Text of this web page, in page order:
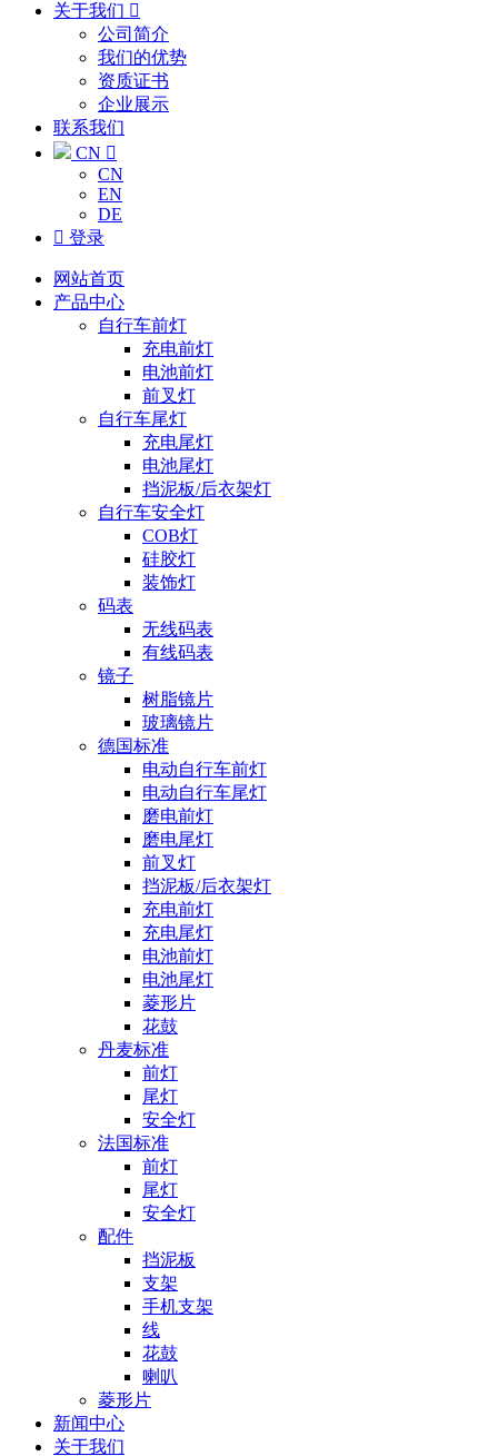
关于我们 
公司简介
我们的优势
资质证书
企业展示
联系我们
CN 
CN
EN
DE
 登录
网站首页
产品中心
自行车前灯
充电前灯
电池前灯
前叉灯
自行车尾灯
充电尾灯
电池尾灯
挡泥板/后衣架灯
自行车安全灯
COB灯
硅胶灯
装饰灯
码表
无线码表
有线码表
镜子
树脂镜片
玻璃镜片
德国标准
电动自行车前灯
电动自行车尾灯
磨电前灯
磨电尾灯
前叉灯
挡泥板/后衣架灯
充电前灯
充电尾灯
电池前灯
电池尾灯
菱形片
花鼓
丹麦标准
前灯
尾灯
安全灯
法国标准
前灯
尾灯
安全灯
配件
挡泥板
支架
手机支架
线
花鼓
喇叭
菱形片
新闻中心
关于我们